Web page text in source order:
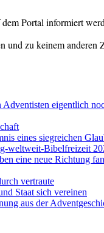
Portal informiert
zu keinem
eigentlich
eines siegreichen
weltweit-Bibelfreizeit
eine neue Richtung
vertraute
Staat sich vereinen
aus der